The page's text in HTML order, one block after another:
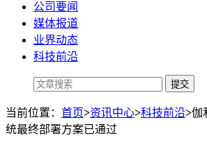
公司要闻
媒体报道
业界动态
科技前沿
当前位置： 首页>资讯中心>科技前沿>伽
统最终部署方案已通过